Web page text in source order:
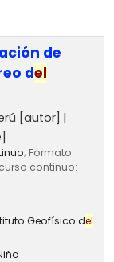
de
del
[autor]
; Formato:
continuo:
Geofísico del